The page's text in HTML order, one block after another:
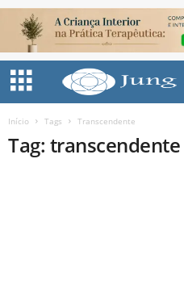
Início Tags Transcendente
Tag: transcendente